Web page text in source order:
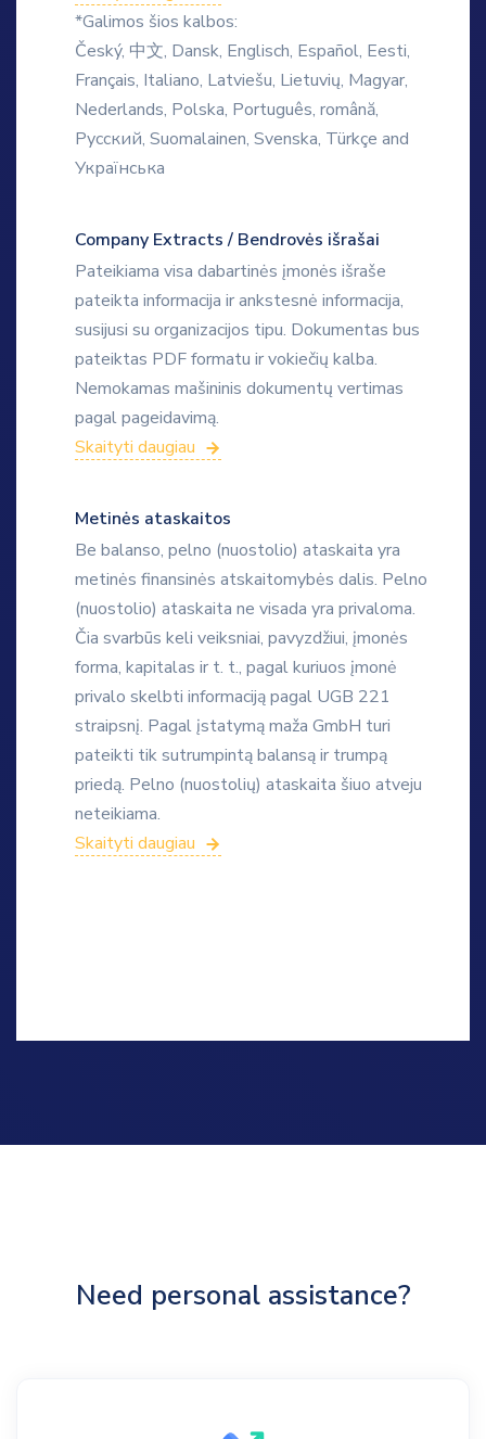
*Galimos šios kalbos:
Český, 中文, Dansk, Englisch, Español, Eesti,
Français, Italiano, Latviešu, Lietuvių, Magyar,
Nederlands, Polska, Português, română,
Русский, Suomalainen, Svenska, Türkçe and
Українська
Company Extracts / Bendrovės išrašai
Pateikiama visa dabartinės įmonės išraše
pateikta informacija ir ankstesnė informacija,
susijusi su organizacijos tipu. Dokumentas bus
pateiktas PDF formatu ir vokiečių kalba.
Nemokamas mašininis dokumentų vertimas
pagal pageidavimą.
Skaityti daugiau
Metinės ataskaitos
Be balanso, pelno (nuostolio) ataskaita yra
metinės finansinės atskaitomybės dalis. Pelno
(nuostolio) ataskaita ne visada yra privaloma.
Čia svarbūs keli veiksniai, pavyzdžiui, įmonės
forma, kapitalas ir t. t., pagal kuriuos įmonė
privalo skelbti informaciją pagal UGB 221
straipsnį. Pagal įstatymą maža GmbH turi
pateikti tik sutrumpintą balansą ir trumpą
priedą. Pelno (nuostolių) ataskaita šiuo atveju
neteikiama.
Skaityti daugiau
Need personal assistance?